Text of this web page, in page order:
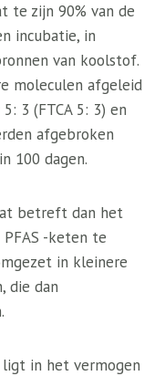
te zijn 90% van de
incubatie, in
van koolstof.
moleculen afgeleid
3 (FTCA 5: 3) en
afgebroken
100 dagen.
betreft dan het
-keten te
in kleinere
die dan
in het vermogen